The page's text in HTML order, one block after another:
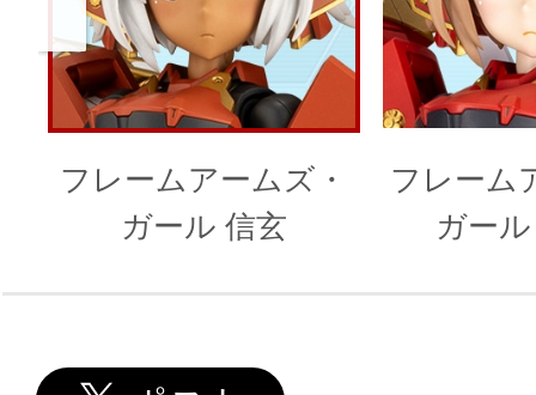
フレームアームズ・
ガール 信玄
フレーム
ガー